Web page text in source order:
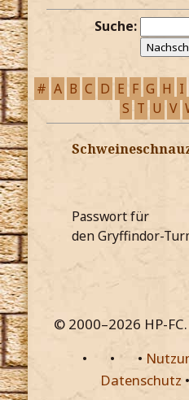
Suche:
# A B C D E F G H I
S T U V
Passwort für
den Gryffindor-
© 2000–2026 HP-
•
• •
Datenschutz •